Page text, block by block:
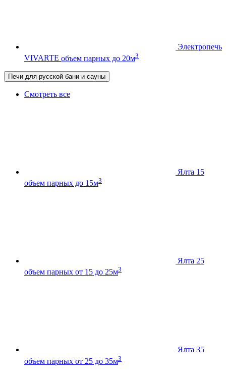
Электропечь
VIVARTE объем парных до 20м3
Печи для русской бани и сауны
Смотреть все
Ялта 15
объем парных до 15м3
Ялта 25
объем парных от 15 до 25м3
Ялта 35
объем парных от 25 до 35м3